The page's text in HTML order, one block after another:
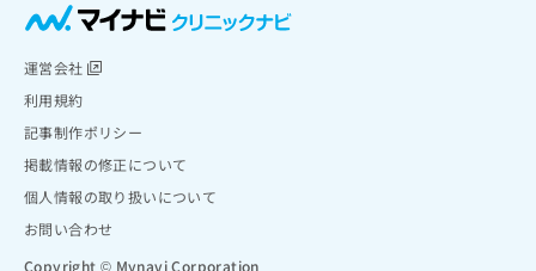
運営会社
利用規約
記事制作ポリシー
掲載情報の修正について
個人情報の取り扱いについて
お問い合わせ
Copyright © Mynavi Corporation